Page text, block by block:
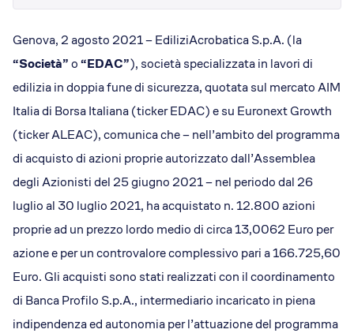
News
Genova, 2 agosto 2021 – EdiliziAcrobatica S.p.A. (la
“Società”o“EDAC”), società specializzata in lavori di
edilizia in doppia fune di sicurezza, quotata sul mercato AIM
Italia di Borsa Italiana (ticker EDAC) e su Euronext Growth
(ticker ALEAC), comunica che – nell’ambito del programma
di acquisto di azioni proprie autorizzato dall’Assemblea
degli Azionisti del 25 giugno 2021 – nel periodo dal 26
luglio al 30 luglio 2021, ha acquistato n. 12.800 azioni
proprie ad un prezzo lordo medio di circa 13,0062 Euro per
azione e per un controvalore complessivo pari a 166.725,60
Euro. Gli acquisti sono stati realizzati con il coordinamento
di Banca Profilo S.p.A., intermediario incaricato in piena
indipendenza ed autonomia per l’attuazione del programma